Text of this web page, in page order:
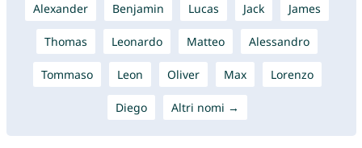
Alexander Benjamin Lucas Jack James
Thomas Leonardo Matteo Alessandro
Tommaso Leon Oliver Max Lorenzo
Diego Altri nomi →